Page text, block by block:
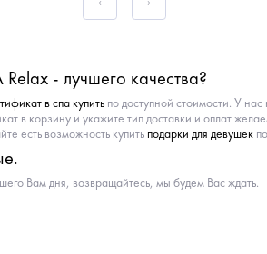
Relax - лучшего качества?
в спа купить по доступной стоимости. У
в корзину и укажите тип доставки и оплат
есть возможность купить подарки для девушек
Вам дня, возвращайтесь, мы будем Вас ждать.